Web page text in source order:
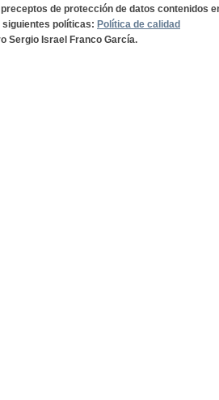
de protección de datos contenidos
siguientes políticas: Política de calidad
Sergio Israel Franco García.